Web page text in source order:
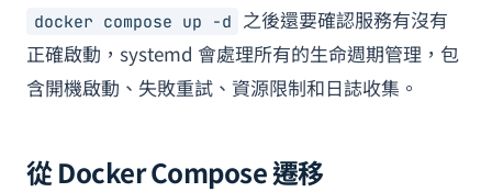
docker compose up -d
之後還要確認服務有沒有
正確啟動，systemd 會處理所有的生命週期管理，包
含開機啟動、失敗重試、資源限制和日誌收集。
從 Docker Compose 遷移